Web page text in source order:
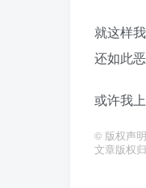
就这样
还如此
或许我
© 版权声明
文章版权